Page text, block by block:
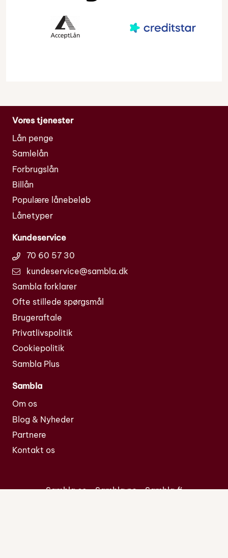
Vores tjenester
Lån penge
Samlelån
Forbrugslån
Billån
Populære lånebeløb
Lånetyper
Kundeservice
70 60 57 30
kundeservice@sambla.dk
Sambla forklarer
Ofte stillede spørgsmål
Brugeraftale
Privatlivspolitik
Cookiepolitik
Sambla Plus
Sambla
Om os
Blog & Nyheder
Partnere
Kontakt os
Sambla.se Sambla.no
Sambla.fi